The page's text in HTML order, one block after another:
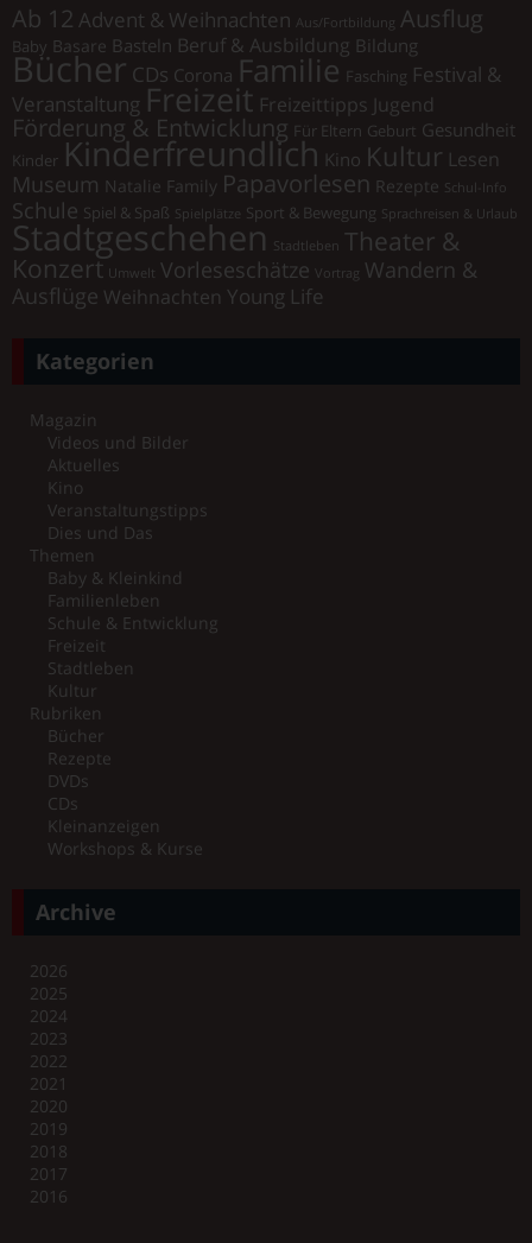
Ab 12 Advent & Weihnachten Aus/Fortbildung Ausflug
Baby Basare Basteln Beruf & Ausbildung Bildung
Bücher CDs Corona Familie Fasching Festival &
Veranstaltung Freizeit Freizeittipps Jugend
Förderung & Entwicklung Für Eltern Geburt Gesundheit
Kinder Kinderfreundlich Kino Kultur Lesen
Museum Natalie Family Papavorlesen Rezepte Schul-Info
Schule Spiel & Spaß Spielplätze Sport & Bewegung Sprachreisen & Urlaub
Stadtgeschehen Stadtleben Theater &
Konzert Umwelt Vorleseschätze Vortrag Wandern &
Ausflüge Weihnachten Young Life
Kategorien
Magazin
Videos und Bilder
Aktuelles
Kino
Veranstaltungstipps
Dies und Das
Themen
Baby & Kleinkind
Familienleben
Schule & Entwicklung
Freizeit
Stadtleben
Kultur
Rubriken
Bücher
Rezepte
DVDs
CDs
Kleinanzeigen
Workshops & Kurse
Archive
2026
2025
2024
2023
2022
2021
2020
2019
2018
2017
2016